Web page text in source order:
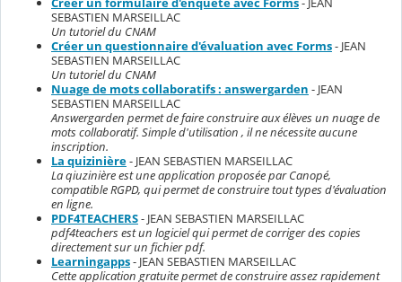
SEBASTIEN MARSEILLAC
Un tutoriel du CNAM
Créer un questionnaire d'évaluation avec Forms- JEAN
SEBASTIEN MARSEILLAC
Un tutoriel du CNAM
Nuage de mots collaboratifs : answergarden - JEAN
SEBASTIEN MARSEILLAC
Answergarden permet de faire construire aux élèves un nuage de
mots collaboratif. Simple d'utilisation , il ne nécessite aucune
inscription.
La quizinière- JEAN SEBASTIEN MARSEILLAC
La qiuzinière est une application proposée par Canopé,
compatible RGPD, qui permet de construire tout types d'évaluation
en ligne.
PDF4TEACHERS- JEAN SEBASTIEN MARSEILLAC
pdf4teachers est un logiciel qui permet de corriger des copies
directement sur un fichier pdf.
Learningapps- JEAN SEBASTIEN MARSEILLAC
Cette application gratuite permet de construire assez rapidement